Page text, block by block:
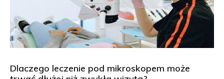
Dlaczego leczenie pod mikroskopem może